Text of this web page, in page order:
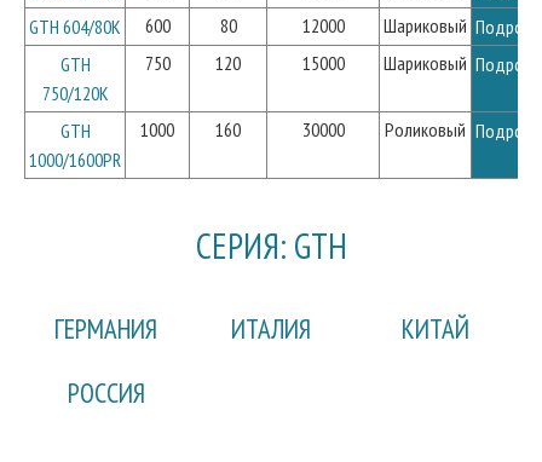
GTH 604/80K
600 80 12000 Шариковый
GTH
750/120K
750 120 15000 Шариковый
GTH
1000/1600PR
1000 160 30000 Роликовый
СЕРИЯ: GTH
ГЕРМАНИЯ ИТАЛИЯ
КИТАЙ
РОССИЯ